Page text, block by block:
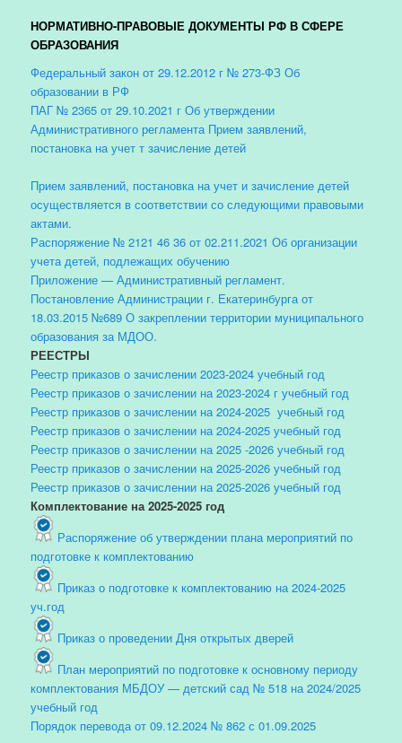
НОРМАТИВНО-ПРАВОВЫЕ ДОКУМЕНТЫ РФ В СФЕРЕ
ОБРАЗОВАНИЯ
Федеральный закон от 29.12.2012 г № 273-ФЗ Об
образовании в РФ
ПАГ № 2365 от 29.10.2021 г Об утверждении
Административного регламента Прием заявлений,
постановка на учет т зачисление детей
Прием заявлений, постановка на учет и зачисление детей
осуществляется в соответствии со следующими правовыми
актами.
Распоряжение № 2121 46 36 от 02.211.2021 Об организации
учета детей, подлежащих обучению
Приложение — Административный регламент.
Постановление Администрации г. Екатеринбурга от
18.03.2015 №689 О закреплении территории муниципального
образования за МДОО.
РЕЕСТРЫ
Реестр приказов о зачислении 2023-2024 учебный год
Реестр приказов о зачислении на 2023-2024 г учебный год
Реестр приказов о зачислении на 2024-2025 учебный год
Реестр приказов о зачислении на 2024-2025 учебный год
Реестр приказов о зачислении на 2025 -2026 учебный год
Реестр приказов о зачислении на 2025-2026 учебный год
Реестр приказов о зачислении на 2025-2026 учебный год
Комплектование на 2025-2025 год
Распоряжение об утверждении плана мероприятий по
подготовке к комплектованию
Приказ о подготовке к комплектованию на 2024-2025
уч.год
Приказ о проведении Дня открытых дверей
План мероприятий по подготовке к основному периоду
комплектования МБДОУ — детский сад № 518 на 2024/2025
учебный год
Порядок перевода от 09.12.2024 № 862 с 01.09.2025